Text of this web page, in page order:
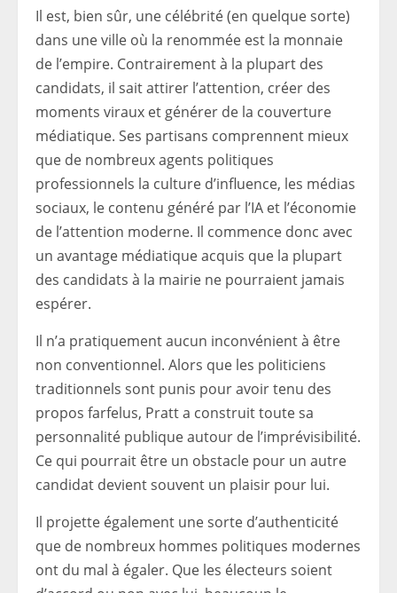
Il est, bien sûr, une célébrité (en quelque sorte)
dans une ville où la renommée est la monnaie
de l’empire. Contrairement à la plupart des
candidats, il sait attirer l’attention, créer des
moments viraux et générer de la couverture
médiatique. Ses partisans comprennent mieux
que de nombreux agents politiques
professionnels la culture d’influence, les médias
sociaux, le contenu généré par l’IA et l’économie
de l’attention moderne. Il commence donc avec
un avantage médiatique acquis que la plupart
des candidats à la mairie ne pourraient jamais
espérer.
Il n’a pratiquement aucun inconvénient à être
non conventionnel. Alors que les politiciens
traditionnels sont punis pour avoir tenu des
propos farfelus, Pratt a construit toute sa
personnalité publique autour de l’imprévisibilité.
Ce qui pourrait être un obstacle pour un autre
candidat devient souvent un plaisir pour lui.
Il projette également une sorte d’authenticité
que de nombreux hommes politiques modernes
ont du mal à égaler. Que les électeurs soient